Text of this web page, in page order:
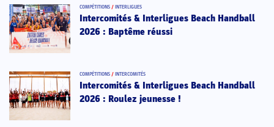
COMPÉTITIONS / INTERLIGUES
Intercomités & Interligues Beach Handball
2026 : Baptême réussi
COMPÉTITIONS / INTERCOMITÉS
Intercomités & Interligues Beach Handball
2026 : Roulez jeunesse !